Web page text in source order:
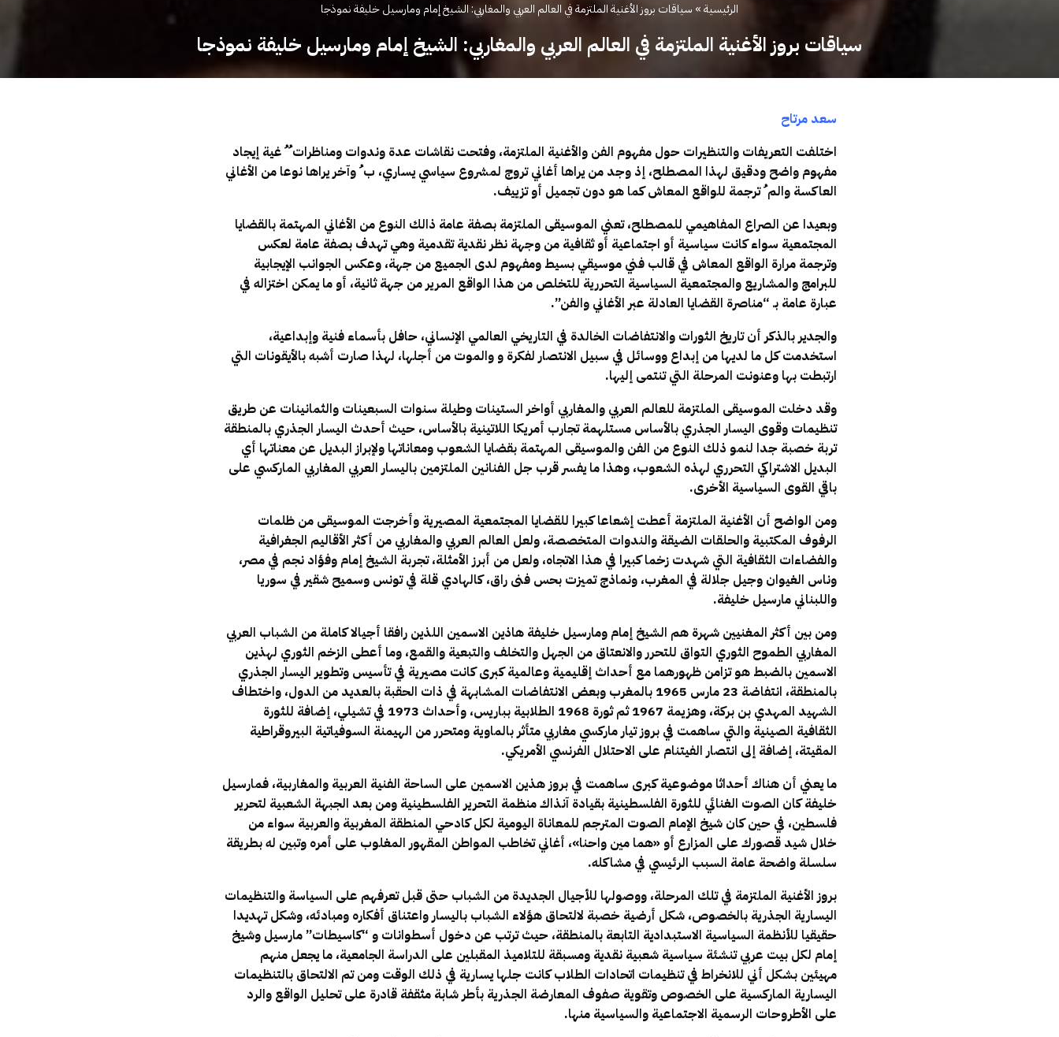
الرئيسية» سياقات بروز الأغنية الملتزمة في العالم العربي والمغاربي: الشيخ إمام ومارسيل خليفة نموذجا
سياقات بروز الأغنية الملتزمة في العالم العربي والمغاربي: الشيخ إمام ومارسيل خليفة نموذجا
سعد مرتاح
اختلفت التعريفات والتنظيرات حول مفهوم الفن والأغنية الملتزمة، وفتحت نقاشات عدة وندوات ومناظرات ُ ُ غية إيجاد
مفهوم واضح ودقيق لهذا المصطلح، إذ وجد من يراها أغاني تروج لمشروع سياسي يساري، ب ُ وآخر يراها نوعا من الأغاني
العاكسة والم ُ ترجمة للواقع المعاش كما هو دون تجميل أو تزييف.
وبعيدا عن الصراع المفاهيمي للمصطلح، تعني الموسيقى الملتزمة بصفة عامة ذالك النوع من الأغاني المهتمة بالقضايا
المجتمعية سواء كانت سياسية أو اجتماعية أو ثقافية من وجهة نظر نقدية تقدمية وهي تهدف بصفة عامة لعكس
وترجمة مرارة الواقع المعاش في قالب فني موسيقي بسيط ومفهوم لدى الجميع من جهة، وعكس الجوانب الإيجابية
للبرامج والمشاريع والمجتمعية السياسية التحررية للتخلص من هذا الواقع المرير من جهة ثانية، أو ما يمكن اختزاله في
عبارة عامة بـ “مناصرة القضايا العادلة عبر الأغاني والفن”.
والجدير بالذكر أن تاريخ الثورات والانتفاضات الخالدة في التاريخي العالمي الإنساني، حافل بأسماء فنية وإبداعية،
استخدمت كل ما لديها من إبداع ووسائل في سبيل الانتصار لفكرة و والموت من أجلها، لهذا صارت أشبه بالأيقونات التي
ارتبطت بها وعنونت المرحلة التي تنتمى إليها.
وقد دخلت الموسيقى الملتزمة للعالم العربي والمغاربي أواخر الستينات وطيلة سنوات السبعينات والثمانينات عن طريق
تنظيمات وقوى اليسار الجذري بالأساس مستلهمة تجارب أمريكا اللاتينية بالأساس، حيث أحدث اليسار الجذري بالمنطقة
تربة خصبة جدا لنمو ذلك النوع من الفن والموسيقى المهتمة بقضايا الشعوب ومعاناتها ولإبراز البديل عن معناتها أي
البديل الاشتراكي التحرري لهذه الشعوب، وهذا ما يفسر قرب جل الفنانين الملتزمين باليسار العربي المغاربي الماركسي على
باقي القوى السياسية الأخرى.
ومن الواضح أن الأغنية الملتزمة أعطت إشعاعا كبيرا للقضايا المجتمعية المصيرية وأخرجت الموسيقى من ظلمات
الرفوف المكتبية والحلقات الضيقة والندوات المتخصصة، ولعل العالم العربي والمغاربي من أكثر الأقاليم الجغرافية
والفضاءات الثقافية التي شهدت زخما كبيرا في هذا الاتجاه، ولعل من أبرز الأمثلة، تجربة الشيخ إمام وفؤاد نجم في مصر،
وناس الغيوان وجيل جلالة في المغرب، ونماذج تميزت بحس فنى راق، كالهادي قلة في تونس وسميح شقير في سوريا
واللبناني مارسيل خليفة.
ومن بين أكثر المغنيين شهرة هم الشيخ إمام ومارسيل خليفة هاذين الاسمين اللذين رافقا أجيالا كاملة من الشباب العربي
المغاربي الطموح الثوري التواق للتحرر والانعتاق من الجهل والتخلف والتبعية والقمع، وما أعطى الزخم الثوري لهذين
الاسمين بالضبط هو تزامن ظهورهما مع أحداث إقليمية وعالمية كبرى كانت مصيرية في تأسيس وتطوير اليسار الجذري
بالمنطقة، انتفاضة 23 مارس 1965 بالمغرب وبعض الانتفاضات المشابهة في
ذات الحقبة بالعديد من الدول، واختطاف
الشهيد المهدي بن بركة، وهزيمة 1967 ثم ثورة 1968 الطلابية بباريس، وأحداث 1973 في تشيلي، إضافة للثورة
الثقافية الصينية والتي ساهمت في بروز تيار ماركسي مغاربي متأثر بالماوية ومتحرر من الهيمنة السوفياتية البيروقراطية
المقيتة، إضافة إلى انتصار الفيتنام على الاحتلال الفرنسي الأمريكي.
ما يعني أن هناك أحداثا موضوعية كبرى ساهمت في بروز هذين الاسمين على الساحة الفنية العربية والمغاربية، فمارسيل
خليفة كان الصوت الغنائي للثورة الفلسطينية بقيادة آنذاك منظمة التحرير الفلسطينية ومن بعد الجبهة الشعبية لتحرير
فلسطين، في حين كان شيخ الإمام الصوت المترجم للمعاناة اليومية لكل كادحي المنطقة المغربية والعربية سواء من
خلال شيد قصورك على المزارع أو «هما مين واحنا»، أغاني تخاطب المواطن المقهور المغلوب على أمره وتبين له بطريقة
سلسلة واضحة عامة السبب الرئيسي في مشاكله.
بروز الأغنية الملتزمة في تلك المرحلة، ووصولها للأجيال الجديدة من الشباب حتى قبل تعرفهم على السياسة والتنظيمات
اليسارية الجذرية بالخصوص، شكل أرضية خصبة لالتحاق هؤلاء الشباب باليسار واعتناق أفكاره ومبادئه، وشكل تهديدا
حقيقيا للأنظمة السياسية الاستبدادية التابعة بالمنطقة، حيث ترتب عن دخول أسطوانات و “كاسيطات” مارسيل وشيخ
إمام لكل بيت عربي تنشئة سياسية شعبية نقدية ومسبقة للتلاميذ المقبلين على الدراسة الجامعية، ما يجعل منهم
مهيئين بشكل أني للانخراط في تنظيمات اتحادات الطلاب كانت جلها يسارية في ذلك الوقت ومن تم الالتحاق بالتنظيمات
اليسارية الماركسية على الخصوص وتقوية صفوف المعارضة الجذرية بأطر شابة مثقفة قادرة على تحليل الواقع والرد
على الأطروحات الرسمية الاجتماعية والسياسية منها.